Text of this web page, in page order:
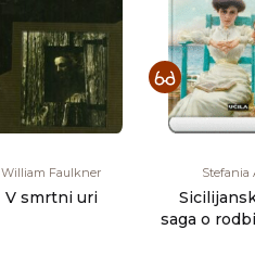
William Faulkner
V smrtni uri
Stefania
saga o